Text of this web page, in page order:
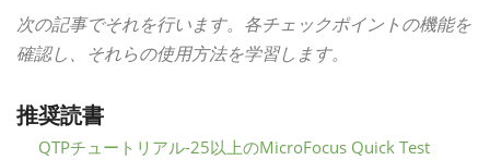
次の記事でそれを行います。各チェックポイントの機能を
確認し、それらの使用方法を学習します。
推奨読書
QTPチュートリアル-25以上のMicroFocus Quick Test